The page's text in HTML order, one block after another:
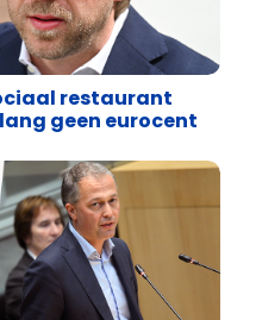
restaurant
geen eurocent